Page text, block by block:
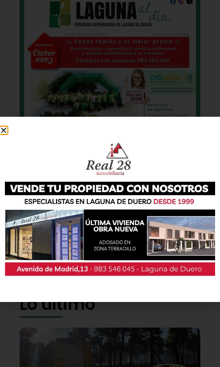
También podrás conseguir la revista en papel
de formagratuitaen todos los negocios
patrocinadores y en la Casa de las Artes.
Lo último